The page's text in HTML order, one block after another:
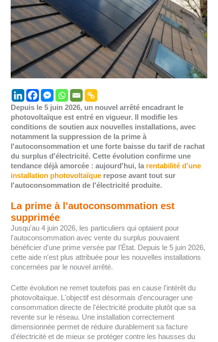
Depuis le 5 juin 2026, un nouvel arrêté encadrant le
photovoltaïque est entré en vigueur. Il modifie les
conditions de soutien aux nouvelles installations, avec
notamment la suppression de la prime à
l'autoconsommation et une forte baisse du tarif de rachat
du surplus d'électricité. Cette évolution confirme une
tendance déjà amorcée : aujourd'hui, la rentabilité d'une
installation photovoltaïque repose avant tout sur
l'autoconsommation de l'électricité produite.
La prime à l'autoconsommation est
supprimée
Jusqu'au 4 juin 2026, les particuliers qui optaient pour
l'autoconsommation avec vente du surplus pouvaient
bénéficier d'une prime versée par l'État. Depuis le 5 juin 2026,
cette aide n'est plus attribuée pour les nouvelles installations
concernées par le nouvel arrêté.
Cette évolution ne remet toutefois pas en cause l'intérêt du
photovoltaïque. L'objectif est désormais d'encourager une
consommation directe de l'électricité produite plutôt que sa
revente sur le réseau. Une installation correctement
dimensionnée permet de réduire durablement sa facture
d'électricité et de mieux se protéger contre les hausses du